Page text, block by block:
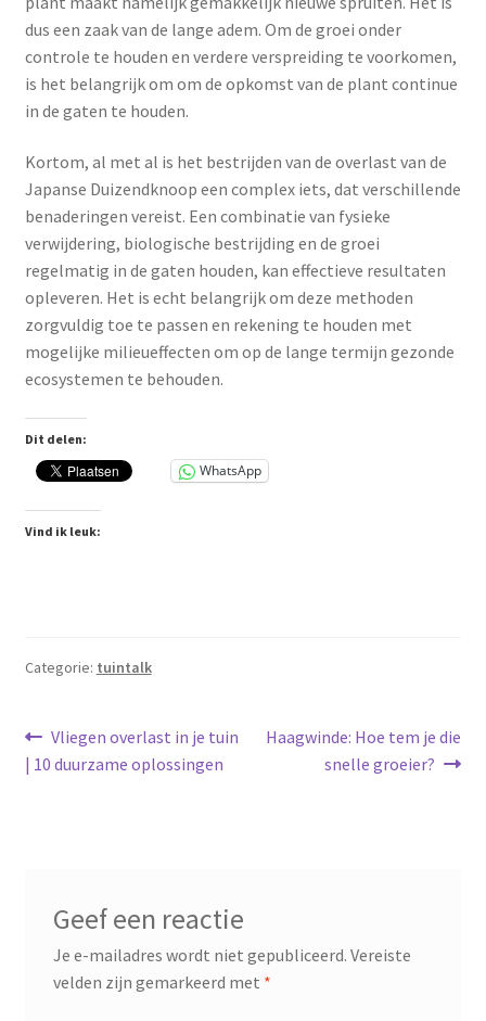
dus een zaak van de lange adem. Om de groei onder
controle te houden en verdere verspreiding te voorkomen,
is het belangrijk om om de opkomst van de plant continue
in de gaten te houden.
Kortom, al met al is het bestrijden van de overlast van de
Japanse Duizendknoop een complex iets, dat verschillende
benaderingen vereist. Een combinatie van fysieke
verwijdering, biologische bestrijding en de groei
regelmatig in de gaten houden, kan effectieve resultaten
opleveren. Het is echt belangrijk om deze methoden
zorgvuldig toe te passen en rekening te houden met
mogelijke milieueffecten om op de lange termijn gezonde
ecosystemen te behouden.
Dit delen:
WhatsApp
Vind ik leuk:
Categorie: tuintalk
Bericht
navigatie
Vorig
bericht:
Vliegen overlast in je tuin
| 10 duurzame oplossingen
Volgend
Haagwinde: Hoe tem je die
snelle groeier?
Geef een reactie
Je e-mailadres wordt niet gepubliceerd. Vereiste
velden zijn gemarkeerd met *